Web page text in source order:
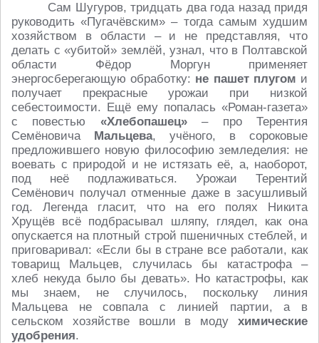
Сам Шугуров, тридцать два года назад придя
руководить «Пугачёвским» – тогда самым худшим
хозяйством в области – и не представляя, что
делать с «убитой» землёй, узнал, что в Полтавской
области Фёдор Моргун применяет
энергосберегающую обработку: не пашет плугом и
получает прекрасные урожаи при низкой
себестоимости. Ещё ему попалась «Роман-газета»
с повестью «Хлебопашец»– про Терентия
Семёновича Мальцева, учёного, в сороковые
предложившего новую философию земледелия: не
воевать с природой и не истязать её, а, наоборот,
под неё подлаживаться. Урожаи Терентий
Семёнович получал отменные даже в засушливый
год. Легенда гласит, что на его полях Никита
Хрущёв всё подбрасывал шляпу, глядел, как она
опускается на плотный строй пшеничных стеблей, и
приговаривал: «Если бы в стране все работали, как
товарищ Мальцев, случилась бы катастрофа –
хлеб некуда было бы девать». Но катастрофы, как
мы знаем, не случилось, поскольку линия
Мальцева не совпала с линией партии, а в
сельском хозяйстве вошли в моду химические
удобрения.